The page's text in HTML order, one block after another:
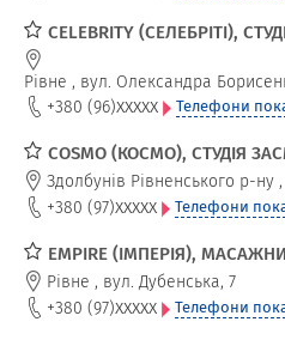
CELEBRITY (СЕЛЕБРІТІ),
Рівне , вул. Олександра
+380 (96)xxxxx Телефони
COSMO (КОСМО), СТУДІЯ
Здолбунів Рівненського р-ну ,
+380 (97)xxxxx Телефони
EMPIRE (ІМПЕРІЯ),
Рівне , вул. Дубенська, 7
+380 (97)xxxxx Телефони